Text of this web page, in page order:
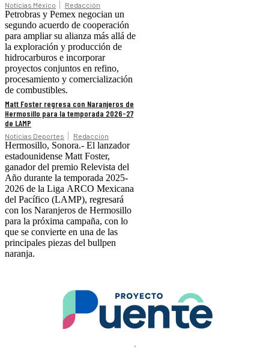
Noticias México Redacción
Petrobras y Pemex negocian un
segundo acuerdo de cooperación
para ampliar su alianza más allá de
la exploración y producción de
hidrocarburos e incorporar
proyectos conjuntos en refino,
procesamiento y comercialización
de combustibles.
Matt Foster regresa con Naranjeros de
Hermosillo para la temporada 2026-27
de LAMP
Noticias Deportes Redacción
Hermosillo, Sonora.- El lanzador
estadounidense Matt Foster,
ganador del premio Relevista del
Año durante la temporada 2025-
2026 de la Liga ARCO Mexicana
del Pacífico (LAMP), regresará
con los Naranjeros de Hermosillo
para la próxima campaña, con lo
que se convierte en una de las
principales piezas del bullpen
naranja.
.